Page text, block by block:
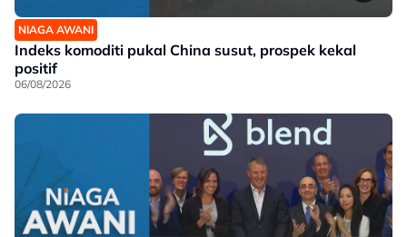
NIAGA AWANI
Indeks komoditi pukal China susut, prospek kekal
positif
06/08/2026